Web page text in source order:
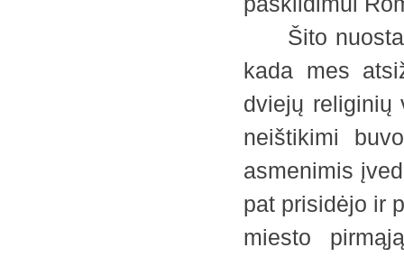
Šito
kada mes
dviejų religinių
neištikimi
asmenimis
pat prisidėjo ir
miesto